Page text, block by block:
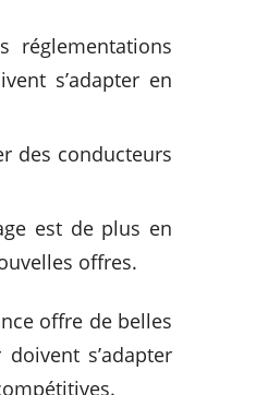
réglementations
s’adapter en
des conducteurs
est de plus en
offres.
offre de belles
s’adapter